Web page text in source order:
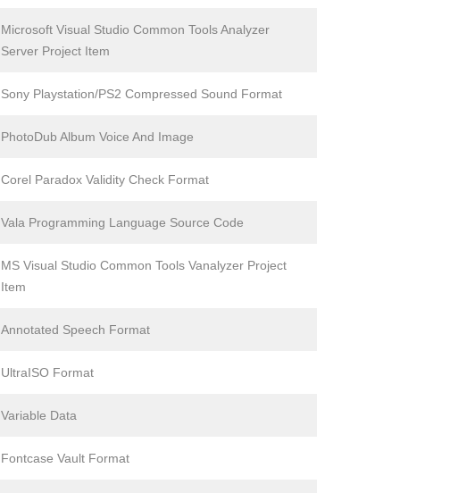
Microsoft Visual Studio Common Tools Analyzer
Server Project Item
Sony Playstation/PS2 Compressed Sound Format
PhotoDub Album Voice And Image
Corel Paradox Validity Check Format
Vala Programming Language Source Code
MS Visual Studio Common Tools Vanalyzer Project
Item
Annotated Speech Format
UltraISO Format
Variable Data
Fontcase Vault Format